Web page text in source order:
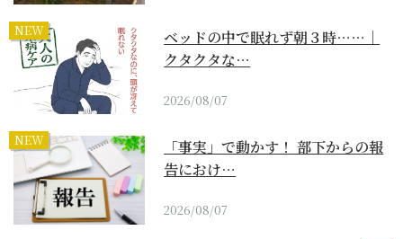
NEW
ベッドの中で眠れず朝３時……｜
クタクタな…
2026/08/07
NEW
「事実」で動かす！ 部下からの報
告におけ…
2026/08/07